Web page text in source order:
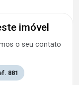
imóvel
o seu contato
881